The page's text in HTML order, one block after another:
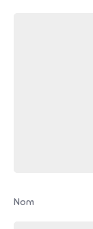
Nom